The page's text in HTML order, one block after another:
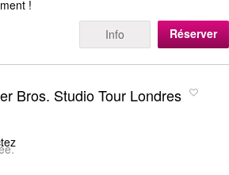
!
Info Réserver
Bros. Studio Tour Londres